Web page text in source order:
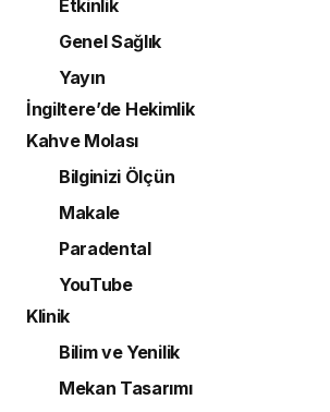
Etkinlik
Genel Sağlık
Yayın
İngiltere’de Hekimlik
Kahve Molası
Bilginizi Ölçün
Makale
Paradental
YouTube
Klinik
Bilim ve Yenilik
Mekan Tasarımı